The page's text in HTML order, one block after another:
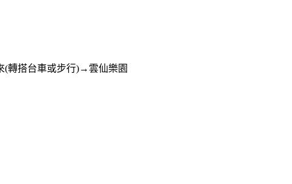
(轉搭台車或步行)→雲仙樂園